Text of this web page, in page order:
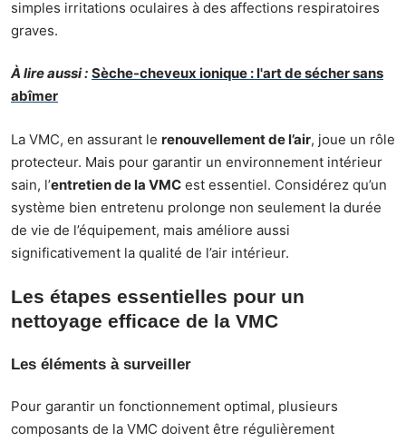
simples irritations oculaires à des affections respiratoires
graves.
À lire aussi : Sèche-cheveux ionique : l'art de sécher sans
abîmer
La VMC, en assurant le renouvellement de l’air, joue un rôle
protecteur. Mais pour garantir un environnement intérieur
sain, l’entretien de la VMC est essentiel. Considérez qu’un
système bien entretenu prolonge non seulement la durée
de vie de l’équipement, mais améliore aussi
significativement la qualité de l’air intérieur.
Les étapes essentielles pour un
nettoyage efficace de la VMC
Les éléments à surveiller
Pour garantir un fonctionnement optimal, plusieurs
composants de la VMC doivent être régulièrement